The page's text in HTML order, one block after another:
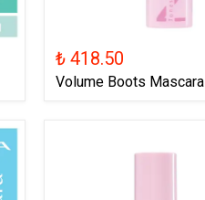
₺ 418.50
Volume Boots Mascara